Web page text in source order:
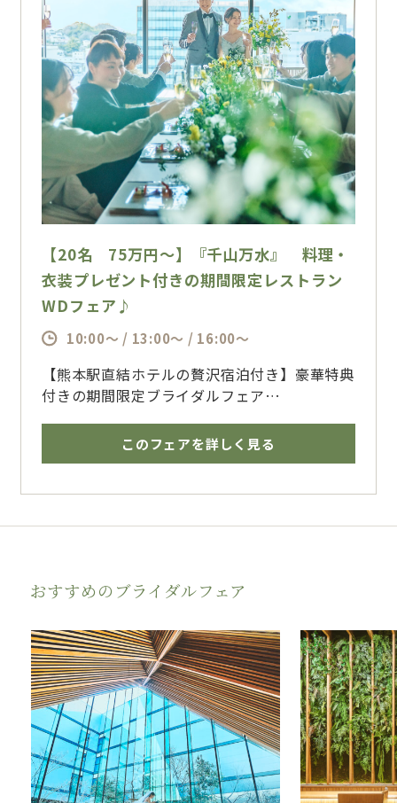
【20名 75万円～】『千山万水』 料理・
衣装プレゼント付きの期間限定レストラン
WDフェア♪
10:00～ / 13:00～ / 16:00～
【熊本駅直結ホテルの贅沢宿泊付き】豪華特典
付きの期間限定ブライダルフェア
ンで叶う、大切なゲストのみなさまと過ごす特
別な一日
を
もてなしも叶います。
熊本駅直結の好立地×360度緑と水辺に囲まれ
たチャペルもスタッフ一押し！
特別な一日の特別なプランをご用意しておりま
すので、お気軽にフェアにご参加ください。
このフェアを詳しく見る
おすすめのブライダルフェア